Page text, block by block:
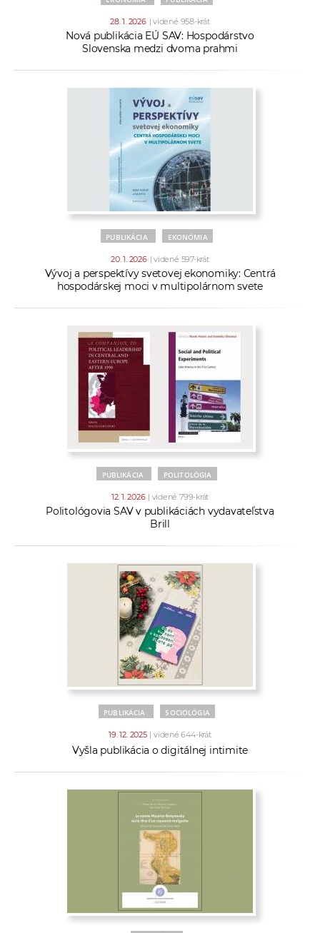
28. 1. 2026 | videné 958-krát
Nová publikácia EÚ SAV: Hospodárstvo
Slovenska medzi dvoma prahmi
PUBLIKÁCIA EKONÓMIA
20. 1. 2026 | videné 597-krát
Vývoj a perspektívy svetovej ekonomiky: Centrá
hospodárskej moci v multipolárnom svete
PUBLIKÁCIA POLITOLÓGIA
12. 1. 2026 | videné 799-krát
Politológovia SAV v publikáciách vydavateľstva
Brill
PUBLIKÁCIA SOCIOLÓGIA
19. 12. 2025 | videné 644-krát
Vyšla publikácia o digitálnej intimite